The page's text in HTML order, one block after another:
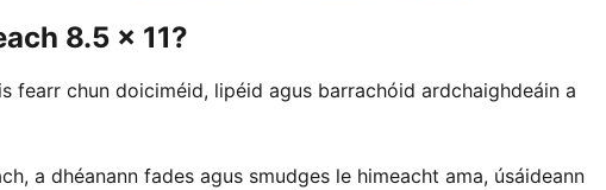
8.5 x 11?
fearr chun doiciméid, lipéid agus barrachóid ardchaighdeáin a
a dhéanann fades agus smudges le himeacht ama, úsáideann